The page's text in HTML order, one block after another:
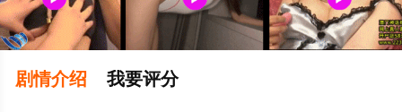
剧情介绍 我要评分